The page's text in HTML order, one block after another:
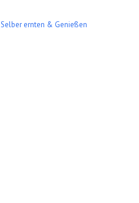
ernten & Genießen